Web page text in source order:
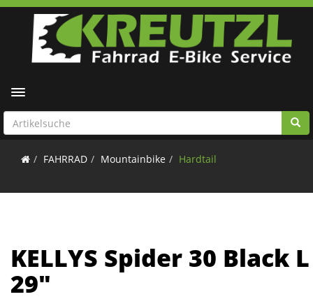
Toggle navigation
FAHRRAD Mountainbike Hardtail
KELLYS Spider 30 Black L
29"